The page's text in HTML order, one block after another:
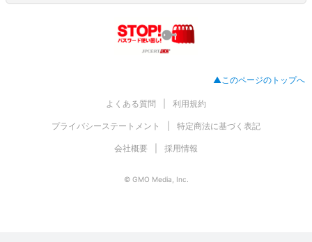
▲このページのトップへ
よくある質問 利用規約
プライバシーステートメント 特定商法に基づく表記
会社概要 採用情報
© GMO Media, Inc.